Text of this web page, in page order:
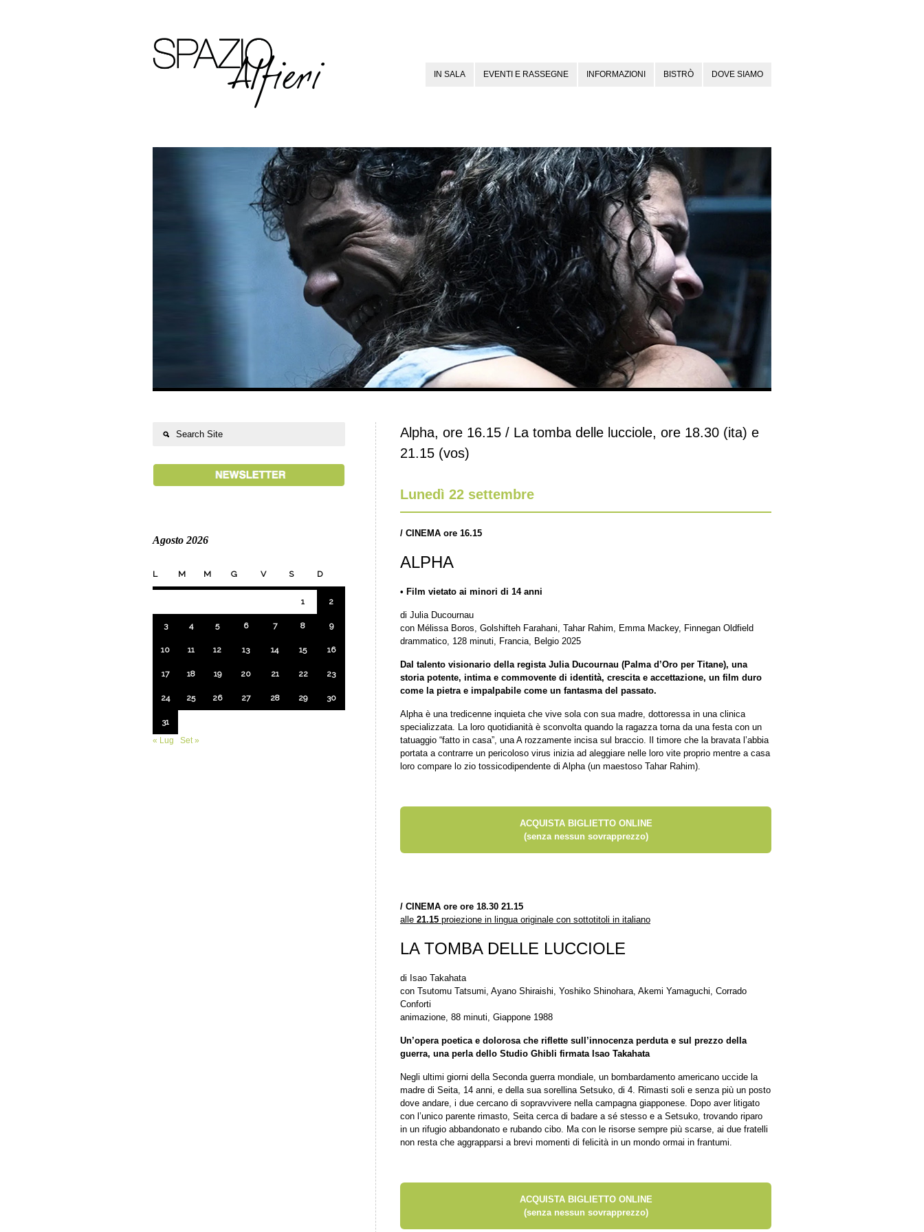
IN SALA EVENTI E RASSEGNE INFORMAZIONI BISTRÒ DOVE SIAMO
Alpha, ore 16.15 / La tomba delle lucciole, ore 18.30 (ita) e
21.15 (vos)
Lunedì 22 settembre
/ CINEMA ore 16.15
ALPHA
• Film vietato ai minori di 14 anni
di Julia Ducournau
con Mélissa Boros, Golshifteh Farahani, Tahar Rahim, Emma Mackey, Finnegan Oldfield
drammatico, 128 minuti, Francia, Belgio 2025
Dal talento visionario della regista Julia Ducournau (Palma d’Oro per Titane), una
storia potente, intima e commovente di identità, crescita e accettazione, un film duro
come la pietra e impalpabile come un fantasma del passato.
Alpha è una tredicenne inquieta che vive sola con sua madre, dottoressa in una clinica
specializzata. La loro quotidianità è sconvolta quando la ragazza torna da una festa con un
tatuaggio “fatto in casa”, una A rozzamente incisa sul braccio. Il timore che la bravata l’abbia
portata a contrarre un pericoloso virus inizia ad aleggiare nelle loro vite proprio mentre a casa
loro compare lo zio tossicodipendente di Alpha (un maestoso Tahar Rahim).
ACQUISTA BIGLIETTO ONLINE
(senza nessun sovrapprezzo)
/ CINEMA ore ore 18.30 21.15
alle 21.15 proiezione in lingua originale con sottotitoli in italiano
LA TOMBA DELLE LUCCIOLE
di Isao Takahata
con Tsutomu Tatsumi, Ayano Shiraishi, Yoshiko Shinohara, Akemi Yamaguchi, Corrado
Conforti
animazione, 88 minuti, Giappone 1988
Un’opera poetica e dolorosa che riflette sull’innocenza perduta e sul prezzo della
guerra, una perla dello Studio Ghibli firmata Isao Takahata
Negli ultimi giorni della Seconda guerra mondiale, un bombardamento americano uccide la
madre di Seita, 14 anni, e della sua sorellina Setsuko, di 4. Rimasti soli e senza più un posto
dove andare, i due cercano di sopravvivere nella campagna giapponese. Dopo aver litigato
con l’unico parente rimasto, Seita cerca di badare a sé stesso e a Setsuko, trovando riparo
in un rifugio abbandonato e rubando cibo. Ma con le risorse sempre più scarse, ai due fratelli
non resta che aggrapparsi a brevi momenti di felicità in un mondo ormai in frantumi.
ACQUISTA BIGLIETTO ONLINE
(senza nessun sovrapprezzo)
Agosto 2026
L M M G V S D
1 2
3 4 5 6 7 8 9
10 11 12 13 14 15 16
17 18 19 20 21 22 23
24 25 26 27 28 29 30
31
« Lug
Set »